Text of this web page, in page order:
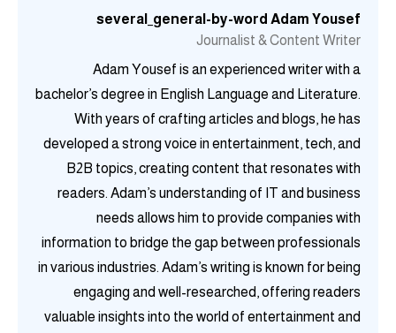
ضد
ضد
ضد
ضد
several_general-by-word Adam Yousef
Journalist & Content Writer
Adam Yousef is an experienced writer with a
bachelor’s degree in English Language and Literature.
With years of crafting articles and blogs, he has
developed a strong voice in entertainment, tech, and
B2B topics, creating content that resonates with
readers. Adam’s understanding of IT and business
needs allows him to provide companies with
information to bridge the gap between professionals
in various industries. Adam’s writing is known for being
engaging and well-researched, offering readers
valuable insights into the world of entertainment and